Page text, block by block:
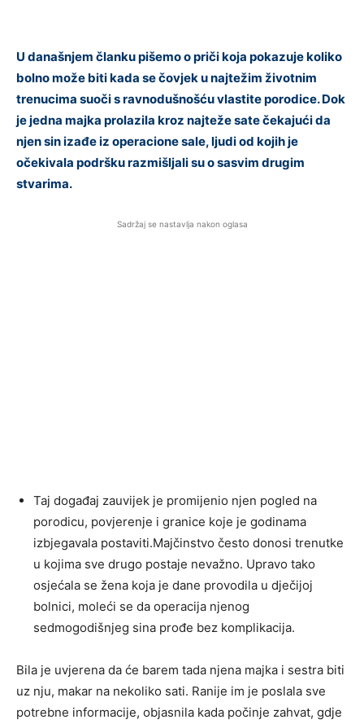
U današnjem članku pišemo o priči koja pokazuje koliko
bolno može biti kada se čovjek u najtežim životnim
trenucima suoči s ravnodušnošću vlastite porodice. Dok
je jedna majka prolazila kroz najteže sate čekajući da
njen sin izađe iz operacione sale, ljudi od kojih je
očekivala podršku razmišljali su o sasvim drugim
stvarima.
Sadržaj se nastavlja nakon oglasa
Taj događaj zauvijek je promijenio njen pogled na
porodicu, povjerenje i granice koje je godinama
izbjegavala postaviti.Majčinstvo često donosi trenutke
u kojima sve drugo postaje nevažno. Upravo tako
osjećala se žena koja je dane provodila u dječijoj
bolnici, moleći se da operacija njenog
sedmogodišnjeg sina prođe bez komplikacija.
Bila je uvjerena da će barem tada njena majka i sestra biti
uz nju, makar na nekoliko sati. Ranije im je poslala sve
potrebne informacije, objasnila kada počinje zahvat, gdje